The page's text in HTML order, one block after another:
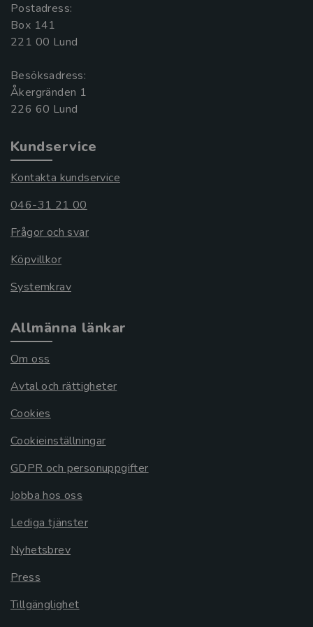
Postadress:
Box 141
221 00 Lund
Besöksadress:
Åkergränden 1
Kundservice
Kontakta kundservice
046-31 21 00
Frågor och svar
Köpvillkor
Systemkrav
Allmänna länkar
Om oss
Avtal och rättigheter
Cookies
Cookieinställningar
GDPR och personuppgifter
Jobba hos oss
Lediga tjänster
Nyhetsbrev
Press
Tillgänglighet